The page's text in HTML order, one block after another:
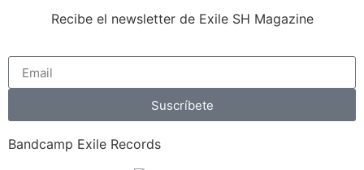
Recibe el newsletter de Exile SH Magazine
Suscríbete
Bandcamp Exile Records